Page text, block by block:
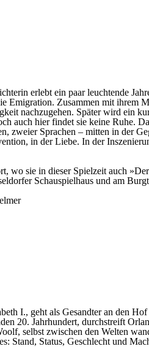
erlebt ein paar leuchtende
Emigration. Zusammen mit ihrem
nachzugehen. Später wird ein
auch hier findet sie keine Ruhe.
zweier Sprachen – mitten in der
in der Liebe. In der
wo sie in dieser Spielzeit auch
Schauspielhaus und am
I., geht als Gesandter an den
20. Jahrhundert, durchstreift
selbst zwischen den Welten
Stand, Status, Geschlecht und